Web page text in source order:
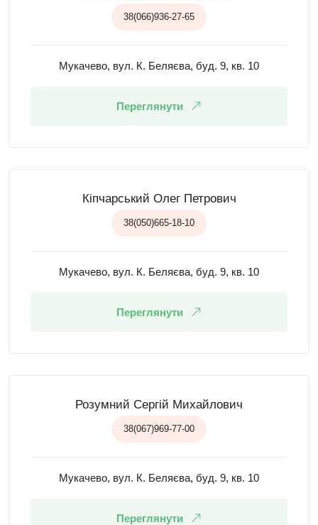
38(066)936-27-65
Мукачево, вул. К. Беляєва, буд. 9, кв. 10
Переглянути
Кіпчарський Олег Петрович
38(050)665-18-10
Мукачево, вул. К. Беляєва, буд. 9, кв. 10
Переглянути
Розумний Сергій Михайлович
38(067)969-77-00
Мукачево, вул. К. Беляєва, буд. 9, кв. 10
Переглянути